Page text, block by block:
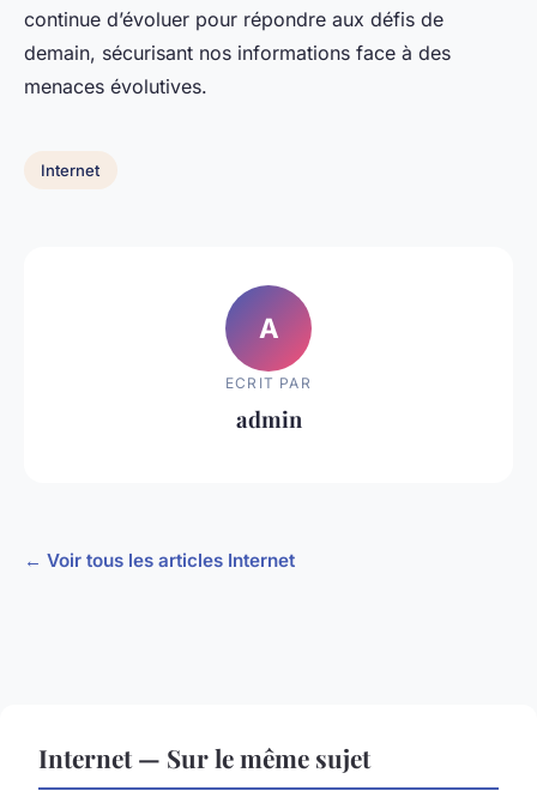
continue d’évoluer pour répondre aux défis de
demain, sécurisant nos informations face à des
menaces évolutives.
Internet
A
ECRIT PAR
admin
← Voir tous les articles Internet
Internet — Sur le même sujet